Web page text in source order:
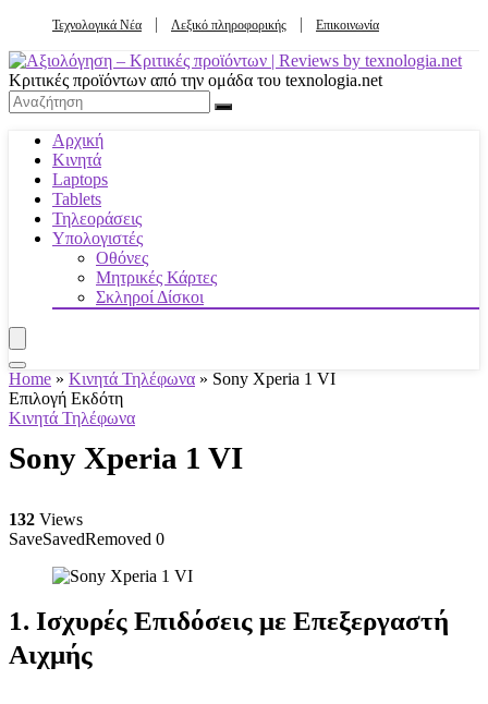
Τεχνολογικά Νέα Λεξικό πληροφορικής Επικοινωνία
Κριτικές προϊόντων από την ομάδα του texnologia.net
Αρχική
Κινητά
Laptops
Tablets
Τηλεοράσεις
Υπολογιστές
Οθόνες
Μητρικές Κάρτες
Σκληροί Δίσκοι
Home » Κινητά Τηλέφωνα » Sony Xperia 1 VI
Επιλογή Εκδότη
Κινητά Τηλέφωνα
Sony Xperia 1 VI
132 Views
SaveSavedRemoved 0
1. Ισχυρές Επιδόσεις με Επεξεργαστή
Αιχμής